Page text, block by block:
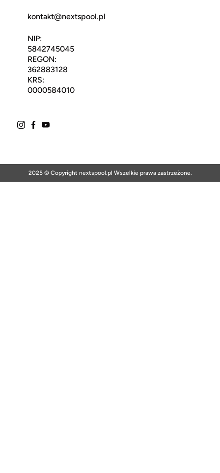
kontakt@nextspool.pl
NIP:
5842745045
REGON:
362883128
KRS:
0000584010